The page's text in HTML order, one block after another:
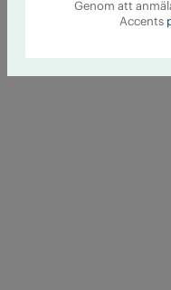
Genom att
Accents